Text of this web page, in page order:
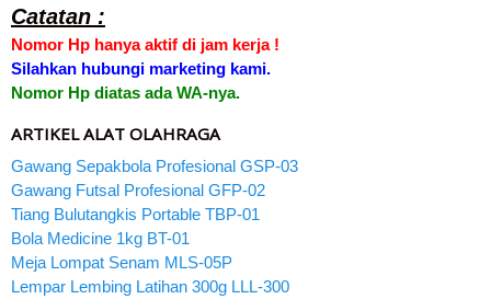
Catatan :
Nomor Hp hanya aktif di jam kerja !
Silahkan hubungi marketing kami.
Nomor Hp diatas ada WA-nya.
ARTIKEL ALAT OLAHRAGA
Gawang Sepakbola Profesional GSP-03
Gawang Futsal Profesional GFP-02
Tiang Bulutangkis Portable TBP-01
Bola Medicine 1kg BT-01
Meja Lompat Senam MLS-05P
Lempar Lembing Latihan 300g LLL-300